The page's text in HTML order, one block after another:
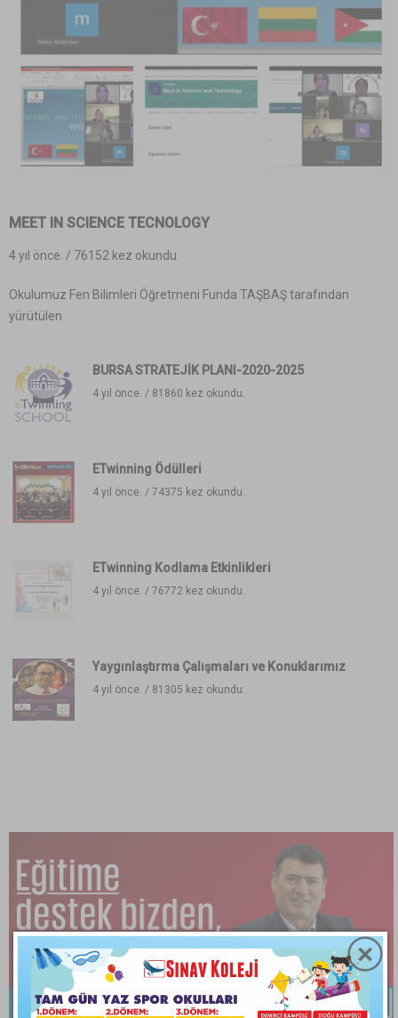
MEET IN SCIENCE TECNOLOGY
4 yıl önce. / 76152 kez okundu.
Okulumuz Fen Bilimleri Öğretmeni Funda TAŞBAŞ tarafından
yürütülen
BURSA STRATEJİK PLANI-2020-2025
4 yıl önce. / 81860 kez okundu.
ETwinning Ödülleri
4 yıl önce. /74375 kez okundu.
ETwinning Kodlama Etkinlikleri
4 yıl önce. /76772 kez okundu.
Yaygınlaştırma Çalışmaları ve Konuklarımız
4 yıl önce. / 81305 kez okundu.